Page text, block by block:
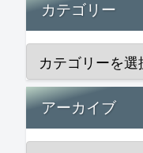
カテゴリー
アーカイブ